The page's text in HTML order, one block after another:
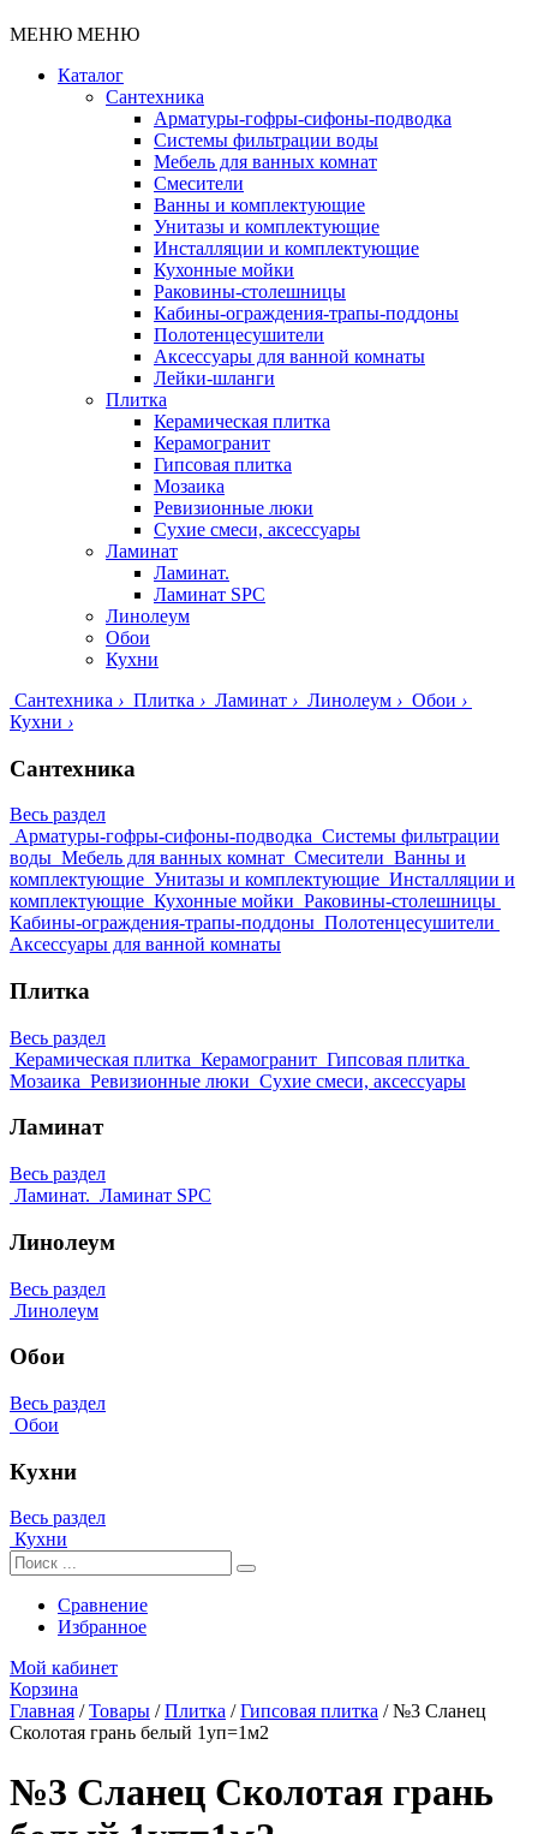
МЕНЮ МЕНЮ
Каталог
Сантехника
Арматуры-гофры-сифоны-подводка
Системы фильтрации воды
Мебель для ванных комнат
Смесители
Ванны и комплектующие
Унитазы и комплектующие
Инсталляции и комплектующие
Кухонные мойки
Раковины-столешницы
Кабины-ограждения-трапы-поддоны
Полотенцесушители
Аксессуары для ванной комнаты
Лейки-шланги
Плитка
Керамическая плитка
Керамогранит
Гипсовая плитка
Мозаика
Ревизионные люки
Сухие смеси, аксессуары
Ламинат
Ламинат.
Ламинат SPC
Линолеум
Обои
Кухни
Сантехника › Плитка › Ламинат › Линолеум › Обои ›
Кухни ›
Сантехника
Весь раздел
Арматуры-гофры-сифоны-подводка Системы фильтрации
воды Мебель для ванных комнат Смесители Ванны и
комплектующие Унитазы и комплектующие Инсталляции и
комплектующие Кухонные мойки Раковины-столешницы
Кабины-ограждения-трапы-поддоны Полотенцесушители
Аксессуары для ванной комнаты
Плитка
Весь раздел
Керамическая плитка Керамогранит Гипсовая плитка
Мозаика Ревизионные люки Сухие смеси, аксессуары
Ламинат
Весь раздел
Ламинат. Ламинат SPC
Линолеум
Весь раздел
Линолеум
Обои
Весь раздел
Обои
Кухни
Весь раздел
Кухни
Сравнение
Избранное
Мой кабинет
Корзина
Главная /Товары /Плитка /Гипсовая плитка /№3 Сланец
Сколотая грань белый 1уп=1м2
№3 Сланец Сколотая грань